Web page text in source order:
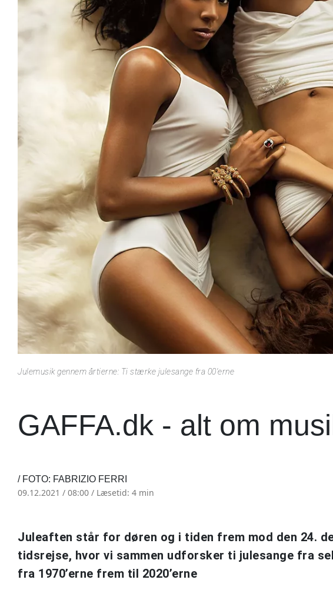
Julemusik gennem årtierne: Ti stærke julesange fra 00'erne
GAFFA.dk - alt om
/ FOTO: FABRIZIO FERRI
09.12.2021 / 08:00 / Læsetid: 4 min
Juleaften står for døren og i tiden frem mod den 24.
tidsrejse, hvor vi sammen udforsker ti julesange fra
fra 1970’erne frem til 2020’erne